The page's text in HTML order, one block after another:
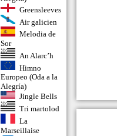
Greensleeves
Air galicien
Melodia de
Sor
An Alarc’h
Himno
Europeo (Oda a la
Alegría)
Jingle Bells
Tri martolod
La
Marseillaise